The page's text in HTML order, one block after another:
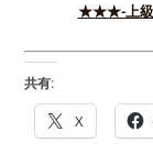
★★★-上級
共有:
X